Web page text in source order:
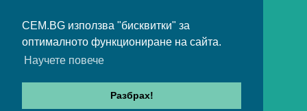
CEM.BG използва "бисквитки" за
оптималното функциониране на сайта.
Научете повече
Разбрах!
Карта на сайта
Архив
© Съвет за електронни медии 2025